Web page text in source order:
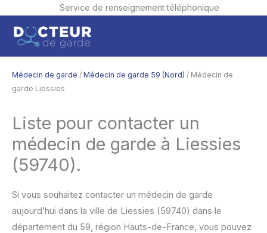
Service de renseignement téléphonique
contenu
Médecin de garde / Médecin de garde 59 (Nord) / Médecin de
garde Liessies
Liste pour contacter un
médecin de garde à Liessies
(59740).
Si vous souhaitez contacter un médecin de garde
aujourd’hui dans la ville de Liessies (59740) dans le
département du 59, région Hauts-de-France, vous pouvez